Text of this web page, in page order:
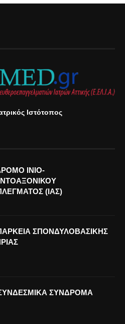
Ιστότοπος
ΙΝΙΟ-
(ΙΑΣ)
ΣΠΟΝΔΥΛΟΒΑΣΙΚΗΣ
ΣΥΝΔΡΟΜΑ